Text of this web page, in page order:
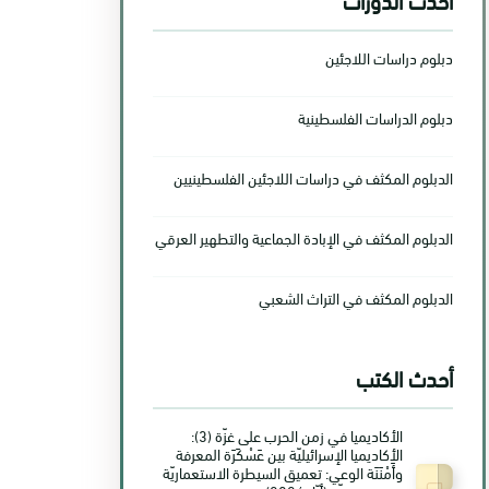
دبلوم دراسات اللاجئين
دبلوم الدراسات الفلسطينية
الدبلوم المكثف في دراسات اللاجئين الفلسطينيين
الدبلوم المكثف في الإبادة الجماعية والتطهير العرقي
الدبلوم المكثف في التراث الشعبي
أحدث الكتب
الأكاديميا في زمن الحرب على غزّة (3):
الأكاديميا الإسرائيليّة بين عَسْكَرَة المعرفة
وأَمْنَنَة الوعي: تعميق السيطرة الاستعماريّة